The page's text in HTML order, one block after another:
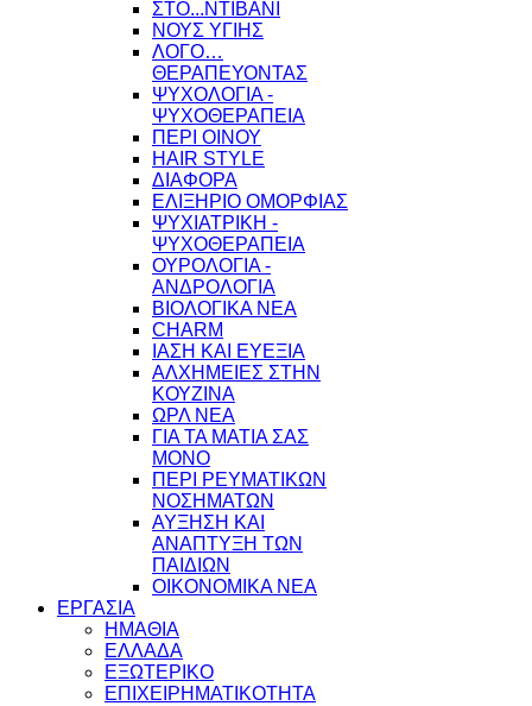
ΣΤΟ...ΝΤΙΒΑΝΙ
ΝΟΥΣ ΥΓΙΗΣ
ΛΟΓΟ…
ΘΕΡΑΠΕΥΟΝΤΑΣ
ΨΥΧΟΛΟΓΙΑ -
ΨΥΧΟΘΕΡΑΠΕΙΑ
ΠΕΡΙ ΟΙΝΟΥ
HAIR STYLE
ΔΙΑΦΟΡΑ
ΕΛΙΞΗΡΙΟ ΟΜΟΡΦΙΑΣ
ΨΥΧΙΑΤΡΙΚΗ -
ΨΥΧΟΘΕΡΑΠΕΙΑ
ΟΥΡΟΛΟΓΙΑ -
ΑΝΔΡΟΛΟΓΙΑ
ΒΙΟΛΟΓΙΚΑ ΝΕΑ
CHARM
ΙΑΣΗ ΚΑΙ ΕΥΕΞΙΑ
ΑΛΧΗΜΕΙΕΣ ΣΤΗΝ
ΚΟΥΖΙΝΑ
ΩΡΛ ΝEA
ΓΙΑ ΤΑ ΜΑΤΙΑ ΣΑΣ
ΜΟΝΟ
ΠΕΡΙ ΡΕΥΜΑΤΙΚΩΝ
ΝΟΣΗΜΑΤΩΝ
ΑΥΞΗΣΗ ΚΑΙ
ΑΝΑΠΤΥΞΗ ΤΩΝ
ΠΑΙΔΙΩΝ
ΟΙΚΟΝΟΜΙΚΑ ΝΕΑ
ΕΡΓΑΣΙΑ
ΗΜΑΘΙΑ
ΕΛΛΑΔΑ
ΕΞΩΤΕΡΙΚΟ
ΕΠΙΧΕΙΡΗΜΑΤΙΚΟΤΗΤΑ